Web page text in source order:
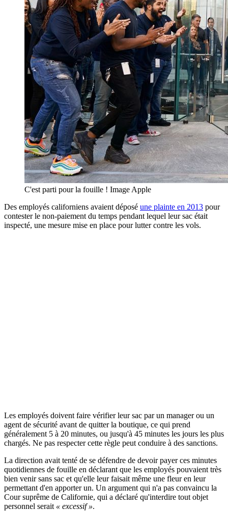
C'est parti pour la fouille ! Image Apple
Des employés californiens avaient déposé une plainte en 2013 pour
contester le non-paiement du temps pendant lequel leur sac était
inspecté, une mesure mise en place pour lutter contre les vols.
Les employés doivent faire vérifier leur sac par un manager ou un
agent de sécurité avant de quitter la boutique, ce qui prend
généralement 5 à 20 minutes, ou jusqu'à 45 minutes les jours les plus
chargés. Ne pas respecter cette règle peut conduire à des sanctions.
La direction avait tenté de se défendre de devoir payer ces minutes
quotidiennes de fouille en déclarant que les employés pouvaient très
bien venir sans sac et qu'elle leur faisait même une fleur en leur
permettant d'en apporter un. Un argument qui n'a pas convaincu la
Cour suprême de Californie, qui a déclaré qu'interdire tout objet
personnel serait « excessif ».